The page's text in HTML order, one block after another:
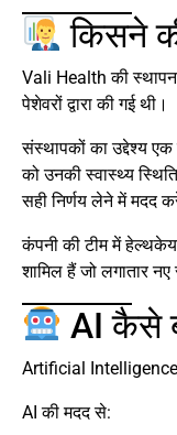
किसने
Vali Health की
पेशेवरों द्वारा की गई थी।
संस्थापकों का उद्देश्य एक
को उनकी स्वास्थ्य
सही निर्णय लेने में मदद
कंपनी की टीम में
शामिल हैं जो लगातार
AI कैसे
Artificial Intelligence
AI की मदद से: